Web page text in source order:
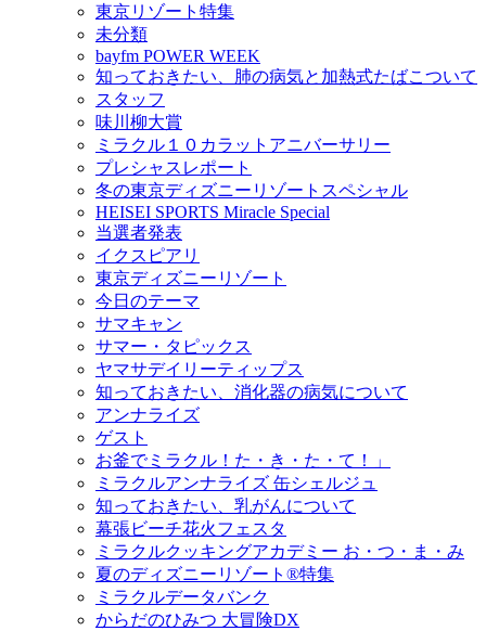
東京リゾート特集
未分類
bayfm POWER WEEK
知っておきたい、肺の病気と加熱式たばこついて
スタッフ
味川柳大賞
ミラクル１０カラットアニバーサリー
プレシャスレポート
冬の東京ディズニーリゾートスペシャル
HEISEI SPORTS Miracle Special
当選者発表
イクスピアリ
東京ディズニーリゾート
今日のテーマ
サマキャン
サマー・タピックス
ヤマサデイリーティップス
知っておきたい、消化器の病気について
アンナライズ
ゲスト
お釜でミラクル！た・き・た・て！」
ミラクルアンナライズ 缶シェルジュ
知っておきたい、乳がんについて
幕張ビーチ花火フェスタ
ミラクルクッキングアカデミー お・つ・ま・み
夏のディズニーリゾート®特集
ミラクルデータバンク
からだのひみつ 大冒険DX